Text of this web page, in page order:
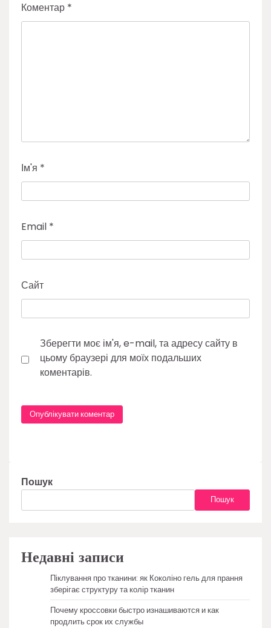
Коментар *
Ім'я *
Email *
Сайт
Зберегти моє ім'я, e-mail, та адресу сайту в
цьому браузері для моїх подальших
коментарів.
Пошук
Пошук
Недавні записи
Піклування про тканини: як Коколіно гель для прання
зберігає структуру та колір тканин
Почему кроссовки быстро изнашиваются и как
продлить срок их службы